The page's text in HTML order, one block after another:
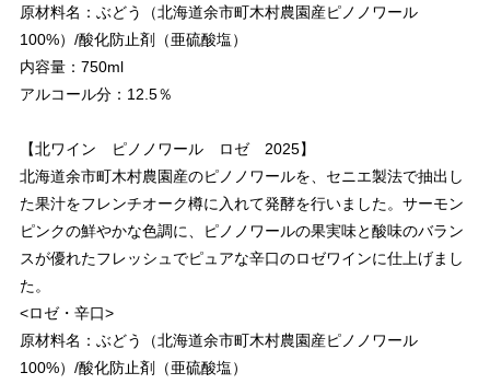
原材料名：ぶどう（北海道余市町木村農園産ピノノワール
100%）/酸化防止剤（亜硫酸塩）
内容量：750ml
アルコール分：12.5％
【北ワイン ピノノワール ロゼ 2025】
北海道余市町木村農園産のピノノワールを、セニエ製法で抽出し
た果汁をフレンチオーク樽に入れて発酵を行いました。サーモン
ピンクの鮮やかな色調に、ピノノワールの果実味と酸味のバラン
スが優れたフレッシュでピュアな辛口のロゼワインに仕上げまし
た。
<ロゼ・辛口>
原材料名：ぶどう（北海道余市町木村農園産ピノノワール
100%）/酸化防止剤（亜硫酸塩）